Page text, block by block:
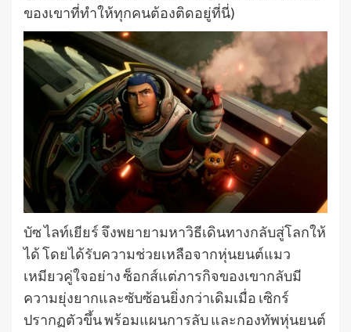
ของเขาที่ทำให้ทุกคนต้องติดอยู่ที่นี่)
บัซ ไลท์เยียร์ จึงพยายามหาวิธีเดินทางกลับสู่โลกให้
ได้ โดยได้รับความช่วยเหลือจากหุ่นยนต์แมว
เหมียวคู่ใจอย่าง ซ็อกส์แต่ภารกิจของเขากลับมี
ความยุ่งยากและซับซ้อนยิ่งกว่าเดิมเมื่อ เซิกร์
ปรากฏตัวขึ้น พร้อมแผนการลับ และกองทัพหุ่นยนต์